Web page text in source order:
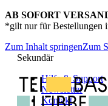
AB SOFORT
*gilt nur für Bestellungen
Zum Inhalt springenZum
Sekundär
Hilfe & Support
Newsletter
Kontakt